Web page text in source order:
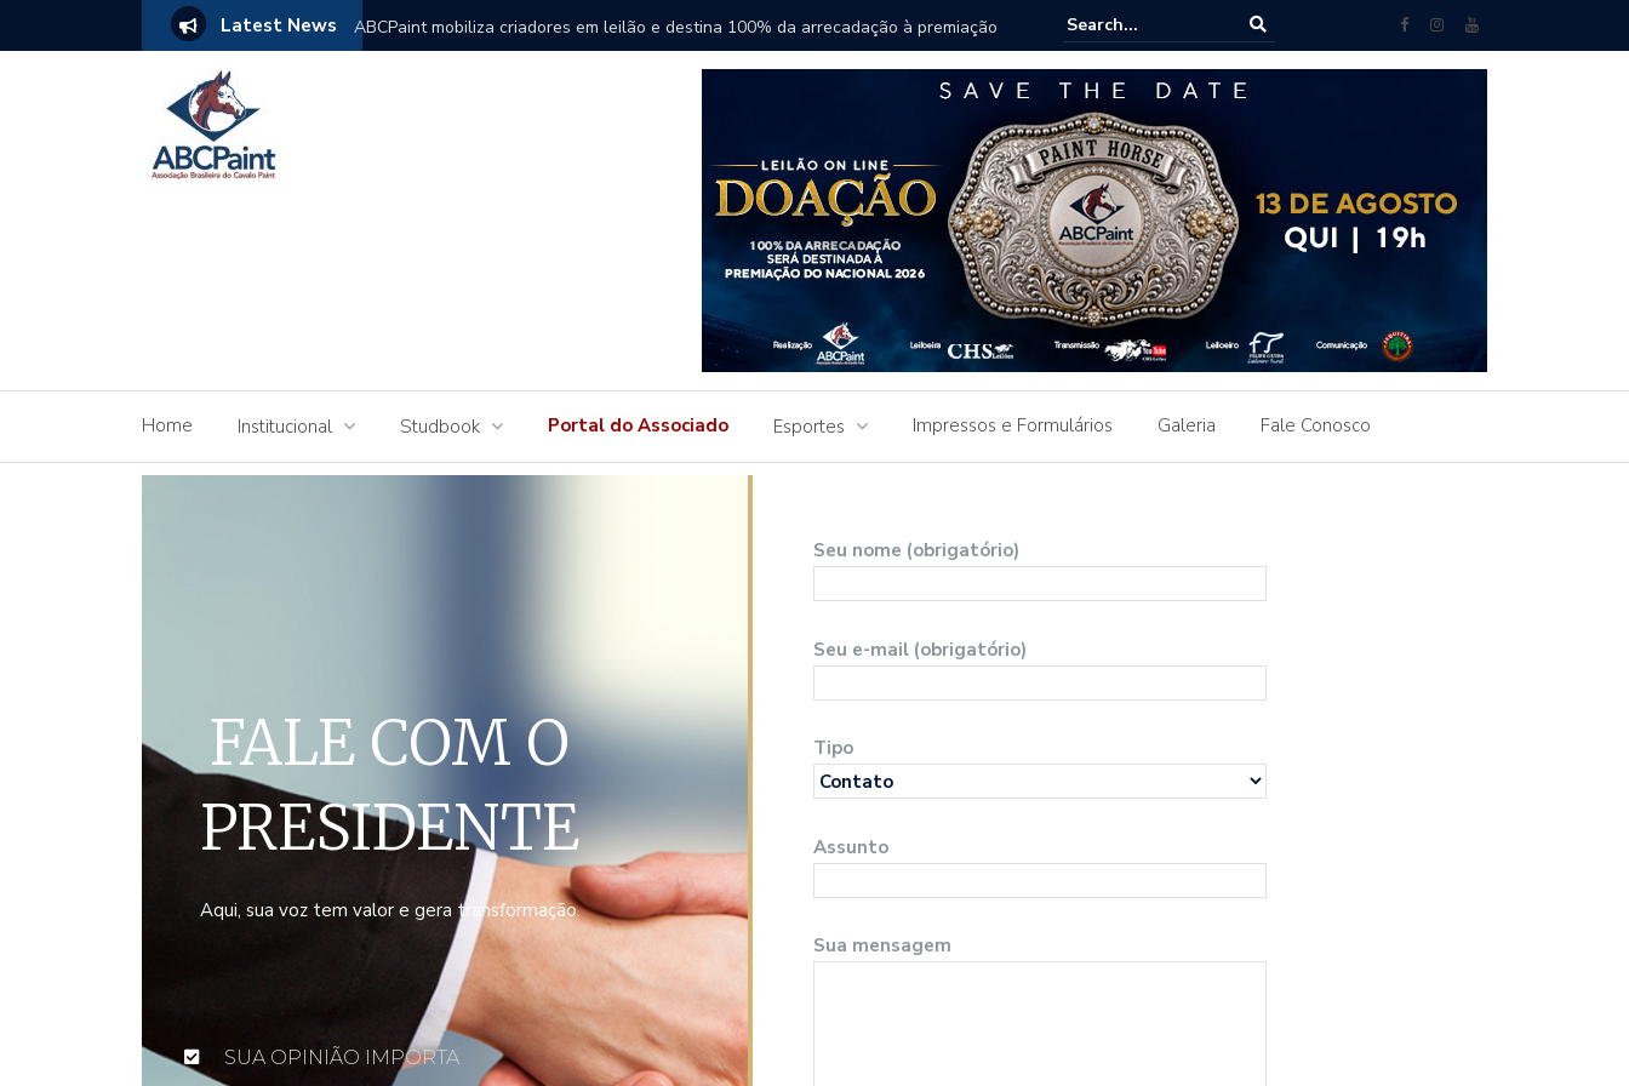
Latest News
ABCPAINT em rápida resposta
ABCPaint mobiliza criadores em leilão e destina 100% da arrecadação à premiação
do Nacional 2026
Genética brasileira ganha destaque em Leilão Paint Horse do Uruguai
Home Institucional Studbook Portal do Associado Esportes Impressos e Formulários Galeria Fale Conosco
FALE COM O
PRESIDENTE
Aqui, sua voz tem valor e gera transformação.
SUA OPINIÃO IMPORTA
Seu nome (obrigatório)
Seu e-mail (obrigatório)
Tipo
Assunto
Sua mensagem